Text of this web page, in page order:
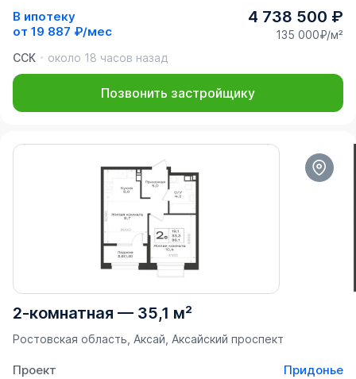
В ипотеку
от 19 887 ₽/мес
4 738 500 ₽
135 000₽/м²
ССК
около 18 часов назад
Позвонить застройщику
2-комнатная — 35,1 м²
Ростовская область, Аксай, Аксайский проспект
Проект
Придонье